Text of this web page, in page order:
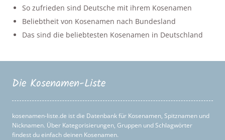
So zufrieden sind Deutsche mit ihrem Kosenamen
Beliebtheit von Kosenamen nach Bundesland
Das sind die beliebtesten Kosenamen in Deutschland
Die Kosenamen-Liste
kosenamen-liste.de ist die Datenbank für Kosenamen, Spitznamen und
Nicknamen. Über Kategorisierungen, Gruppen und Schlagwörter
findest du einfach deinen Kosenamen.